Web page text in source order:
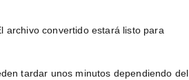
archivo convertido estará listo para
tardar unos minutos dependiendo del